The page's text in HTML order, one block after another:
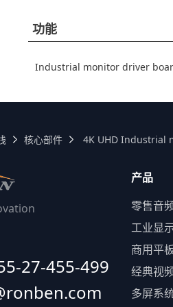
功能
Industrial monitor driver
核心部件 4K UHD Industrial
27-455-499
产品
零售音
工业显
商用平
经典视
多屏系